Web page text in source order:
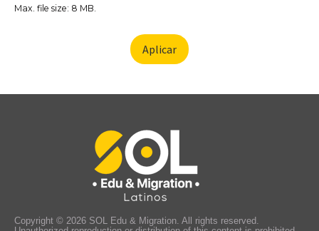
Max. file size: 8 MB.
Copyright © 2026 SOL Edu & Migration. All rights reserved.